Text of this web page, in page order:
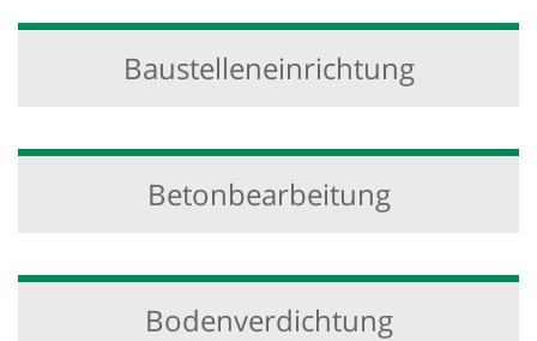
Baustelleneinrichtung
Betonbearbeitung
Bodenverdichtung